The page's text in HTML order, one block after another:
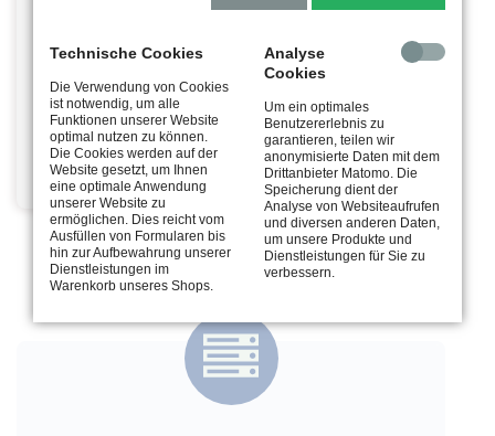
Projekte erfolgreich
konzipieren, planen
und umsetzten
Technische Cookies
Die Verwendung von Cookies
ist notwendig, um alle
Funktionen unserer Website
optimal nutzen zu können.
Die Cookies werden auf der
Website gesetzt, um Ihnen
eine optimale Anwendung
unserer Website zu
ermöglichen. Dies reicht vom
Ausfüllen von Formularen bis
hin zur Aufbewahrung unserer
Dienstleistungen im
Warenkorb unseres Shops.
Analyse
Cookies
Um ein optimales
Benutzererlebnis zu
garantieren, teilen wir
anonymisierte Daten mit dem
Drittanbieter Matomo. Die
Speicherung dient der
Analyse von Websiteaufrufen
und diversen anderen Daten,
um unsere Produkte und
Dienstleistungen für Sie zu
verbessern.